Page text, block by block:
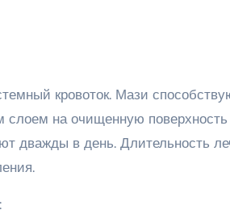
кровоток. Мази
слоем на очищенную поверхность
дважды в день. Длительность